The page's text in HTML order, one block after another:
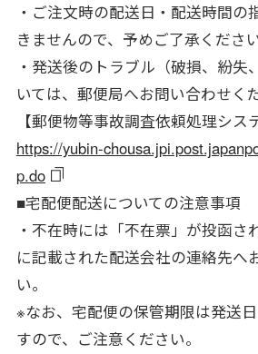
・ご注文時の配送日・配送時間の
きませんので、予めご了承ください
・発送後のトラブル（破損、紛失
いては、郵便局へお問い合わせく
【郵便物等事故調査依頼処理シス
https://yubin-
p.do
■宅配便配送についての注意事項
・不在時には「不在票」が投函さ
に記載された配送会社の連絡先へ
い。
※なお、宅配便の保管期限は発送
すので、ご注意ください。